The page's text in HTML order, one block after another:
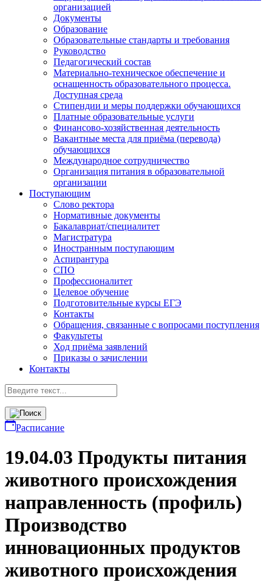
организацией
Документы
Образование
Образовательные стандарты и требования
Руководство
Педагогический состав
Материально-техническое обеспечение и
оснащенность образовательного процесса.
Доступная среда
Стипендии и меры поддержки обучающихся
Платные образовательные услуги
Финансово-хозяйственная деятельность
Вакантные места для приёма (перевода)
обучающихся
Международное сотрудничество
Организация питания в образовательной
организации
Поступающим
Слово ректора
Нормативные документы
Бакалавриат/специалитет
Магистратура
Иностранным поступающим
Аспирантура
СПО
Профессионалитет
Целевое обучение
Подготовительные курсы ЕГЭ
Контакты
Обращения, связанные с вопросами поступления
Факультеты
Ход приёма заявлений
Приказы о зачислении
Контакты
Расписание
19.04.03 Продукты питания
животного происхождения
направленность (профиль)
Производство
инновационных продуктов
животного происхождения